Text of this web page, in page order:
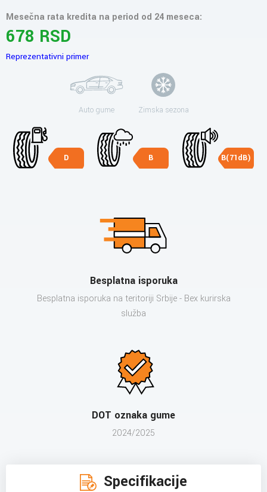
Mesečna rata kredita na period od 24 meseca:
678 RSD
Reprezentativni primer
Auto gume Zimska sezona
D B B(71dB)
Besplatna isporuka
Besplatna isporuka na teritoriji Srbije - Bex kurirska
služba
DOT oznaka gume
2024/2025
Specifikacije